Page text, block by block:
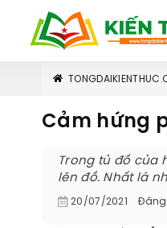
Cảm hứng
Trong tủ đồ của
lên đồ. Nhất là
20/07/2021 Đăng